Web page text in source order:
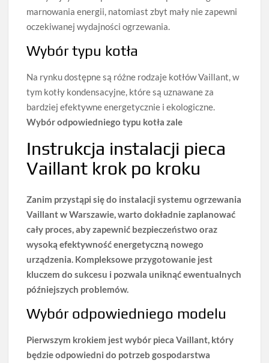
marnowania energii, natomiast zbyt mały nie zapewni
oczekiwanej wydajności ogrzewania.
Wybór typu kotła
Na rynku dostępne są różne rodzaje kotłów Vaillant, w
tym kotły kondensacyjne, które są uznawane za
bardziej efektywne energetycznie i ekologiczne.
Wybór odpowiedniego typu kotła zale
Instrukcja instalacji pieca
Vaillant krok po kroku
Zanim przystąpi się do instalacji systemu ogrzewania
Vaillant w Warszawie, warto dokładnie zaplanować
cały proces, aby zapewnić bezpieczeństwo oraz
wysoką efektywność energetyczną nowego
urządzenia. Kompleksowe przygotowanie jest
kluczem do sukcesu i pozwala uniknąć ewentualnych
późniejszych problemów.
Wybór odpowiedniego modelu
Pierwszym krokiem jest wybór pieca Vaillant, który
będzie odpowiedni do potrzeb gospodarstwa